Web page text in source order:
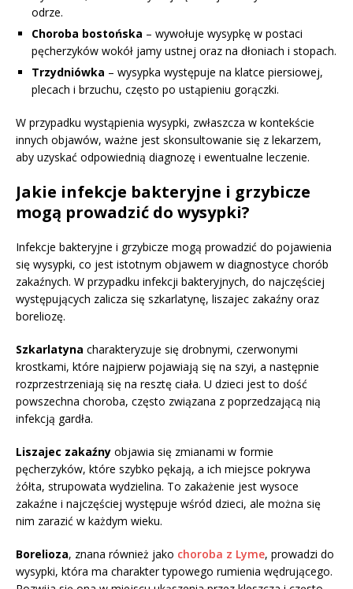
odrze.
Choroba bostońska – wywołuje wysypkę w postaci
pęcherzyków wokół jamy ustnej oraz na dłoniach i stopach.
Trzydniówka – wysypka występuje na klatce piersiowej,
plecach i brzuchu, często po ustąpieniu gorączki.
W przypadku wystąpienia wysypki, zwłaszcza w kontekście
innych objawów, ważne jest skonsultowanie się z lekarzem,
aby uzyskać odpowiednią diagnozę i ewentualne leczenie.
Jakie infekcje bakteryjne i grzybicze
mogą prowadzić do wysypki?
Infekcje bakteryjne i grzybicze mogą prowadzić do pojawienia
się wysypki, co jest istotnym objawem w diagnostyce chorób
zakaźnych. W przypadku infekcji bakteryjnych, do najczęściej
występujących zalicza się szkarlatynę, liszajec zakaźny oraz
boreliozę.
Szkarlatyna charakteryzuje się drobnymi, czerwonymi
krostkami, które najpierw pojawiają się na szyi, a następnie
rozprzestrzeniają się na resztę ciała. U dzieci jest to dość
powszechna choroba, często związana z poprzedzającą nią
infekcją gardła.
Liszajec zakaźny objawia się zmianami w formie
pęcherzyków, które szybko pękają, a ich miejsce pokrywa
żółta, strupowata wydzielina. To zakażenie jest wysoce
zakaźne i najczęściej występuje wśród dzieci, ale można się
nim zarazić w każdym wieku.
Borelioza, znana również jako choroba z Lyme, prowadzi do
wysypki, która ma charakter typowego rumienia wędrującego.